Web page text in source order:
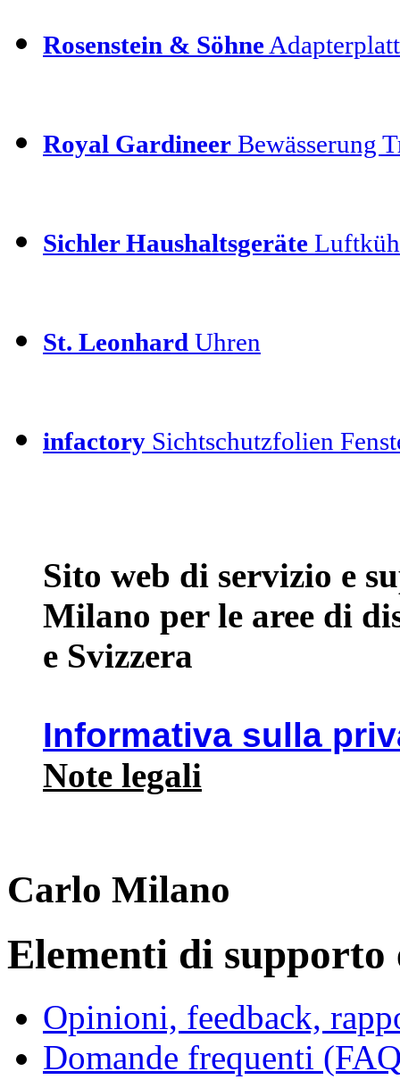
Rosenstein & Söhne
Royal Gardineer Bewässerung
Sichler Haushaltsgeräte
St. Leonhard Uhren
infactory Sichtschutzfolien
Sito web di servizio e
Milano per le aree di
e Svizzera
Informativa sulla
Note legali
Carlo Milano
Elementi di supporto
Opinioni, feedback,
Domande frequenti